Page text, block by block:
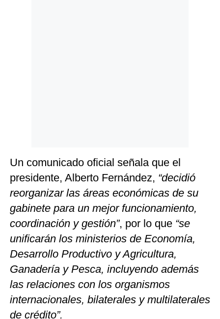
Un comunicado oficial señala que el
presidente, Alberto Fernández, “decidió
reorganizar las áreas económicas de su
gabinete para un mejor funcionamiento,
coordinación y gestión”, por lo que “se
unificarán los ministerios de Economía,
Desarrollo Productivo y Agricultura,
Ganadería y Pesca, incluyendo además
las relaciones con los organismos
internacionales, bilaterales y multilaterales
de crédito”.